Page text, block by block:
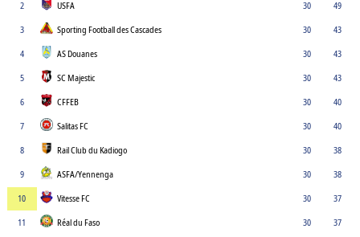
2
USFA 30
49
3
Sporting Football des Cascades 30
43
4
AS Douanes 30
43
5
SC Majestic 30
43
6
CFFEB 30
40
7
Salitas FC 30
40
8
Rail Club du Kadiogo 30
38
9
ASFA/Yennenga 30
38
10
Vitesse FC 30
37
11
Réal du Faso 30
37